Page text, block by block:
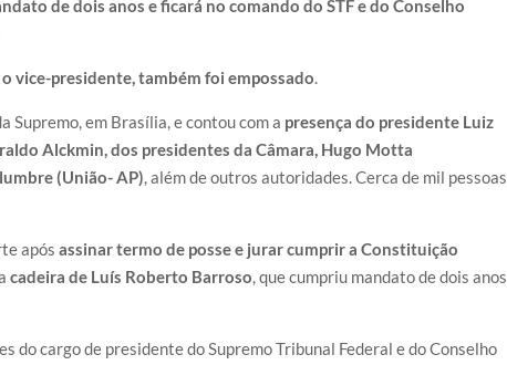
de dois anos e ficará no comando do STF e do Conselho
vice-presidente, também foi empossado.
Supremo, em Brasília, e contou com a presença do presidente Luiz
Alckmin, dos presidentes da Câmara, Hugo Motta
(União- AP), além de outros autoridades. Cerca de mil pessoas
após assinar termo de posse e jurar cumprir a Constituição
cadeira de Luís Roberto Barroso, que cumpriu mandato de dois anos
do cargo de presidente do Supremo Tribunal Federal e do Conselho